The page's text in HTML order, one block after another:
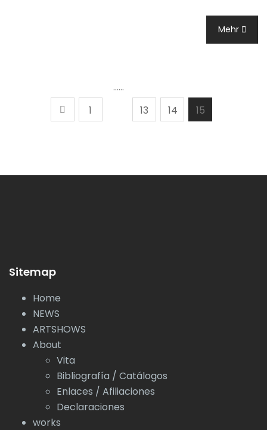
Mehr
1
……
13
14 15
Sitemap
Home
NEWS
ARTSHOWS
About
Vita
Bibliografía / Catálogos
Enlaces / Afiliaciones
Declaraciones
works